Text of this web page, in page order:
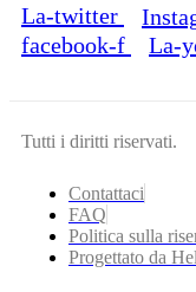
La-twitter
facebook-f
La-
Tutti i diritti riservati.
Contattaci
FAQ
Politica sulla
Progettato da